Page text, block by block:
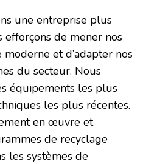
une entreprise plus
efforçons de mener nos
et d’adapter nos
du secteur. Nous
équipements les plus
les plus récentes.
en œuvre et
de recyclage
les systèmes de